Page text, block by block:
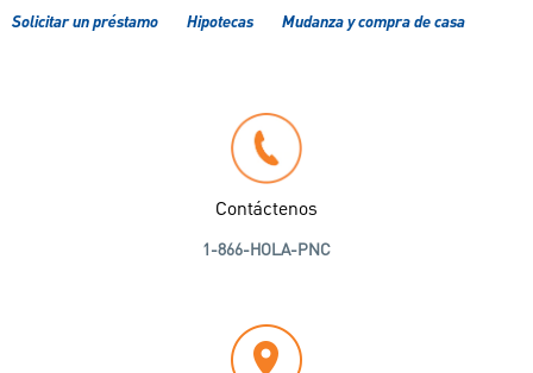
Solicitar un préstamo Hipotecas Mudanza y compra de casa
Contáctenos
1-866-HOLA-PNC